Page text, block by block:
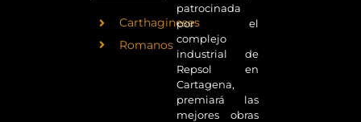
Carthagineses
Romanos
patrocinada
por el
complejo
industrial de
Repsol en
Cartagena,
premiará las
mejores obras